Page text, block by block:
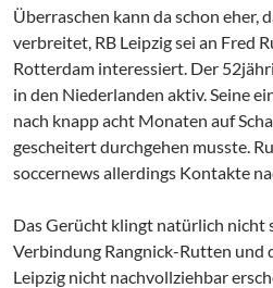
Überraschen kann da schon eher,
verbreitet, RB Leipzig sei an Fred
Rotterdam interessiert. Der
in den Niederlanden aktiv. Seine
nach knapp acht Monaten auf
gescheitert durchgehen musste.
soccernews allerdings Kontakte
Das Gerücht klingt natürlich nicht
Verbindung Rangnick-Rutten und
Leipzig nicht nachvollziehbar